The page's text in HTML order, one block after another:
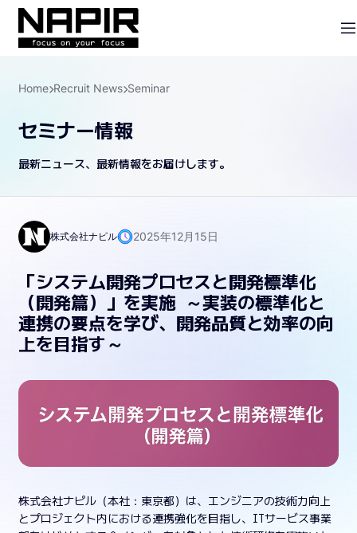
Home Recruit News Seminar
セミナー情報
最新ニュース、最新情報をお届けします。
株式会社ナピル 2025年12月15日
「システム開発プロセスと開発標準化
（開発篇）」を実施 ～実装の標準化と
連携の要点を学び、開発品質と効率の向
上を目指す～
株式会社ナピル（本社：東京都）は、エンジニアの技術力向上
とプロジェクト内における連携強化を目指し、ITサービス事業